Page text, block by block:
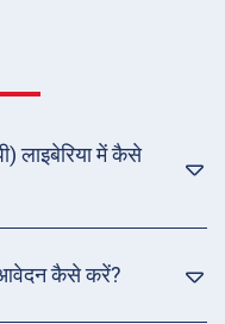
लाइबेरिया में कैसे
आवेदन कैसे करें?